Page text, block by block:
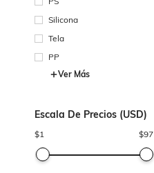
Silicona
Tela
PP
Ver Más
Escala De Precios (USD)
$1 $97